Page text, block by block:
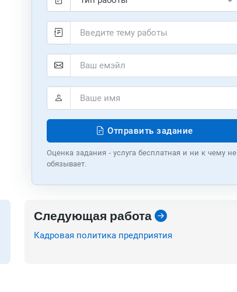
Отправить задание
Оценка задания - услуга бесплатная и ни к чему не
обязывает.
Следующая работа
Кадровая политика предприятия